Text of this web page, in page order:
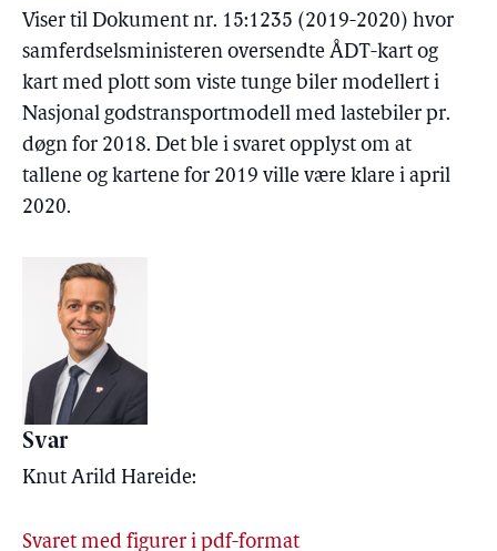
Viser til Dokument nr. 15:1235 (2019-2020) hvor
samferdselsministeren oversendte ÅDT-kart og
kart med plott som viste tunge biler modellert i
Nasjonal godstransportmodell med lastebiler pr.
døgn for 2018. Det ble i svaret opplyst om at
tallene og kartene for 2019 ville være klare i april
2020.
Svar
Knut Arild Hareide:
Svaret med figurer i pdf-format